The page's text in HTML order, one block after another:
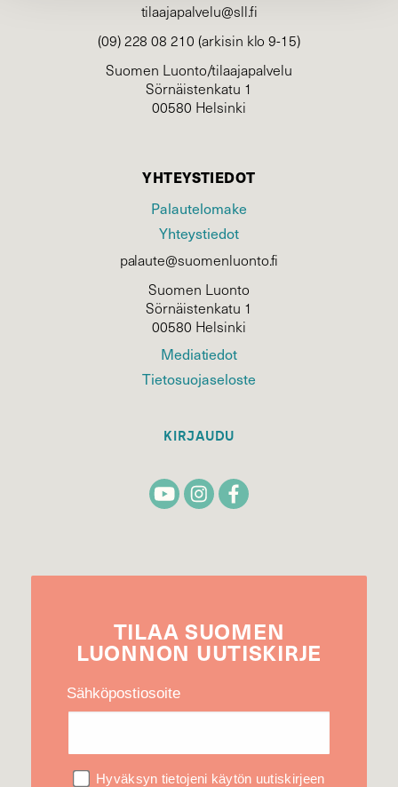
tilaajapalvelu@sll.fi
(09) 228 08 210 (arkisin klo 9-15)
Suomen Luonto/tilaajapalvelu
Sörnäistenkatu 1
00580 Helsinki
YHTEYSTIEDOT
Palautelomake
Yhteystiedot
palaute@suomenluonto.fi
Suomen Luonto
Sörnäistenkatu 1
00580 Helsinki
Mediatiedot
Tietosuojaseloste
KIRJAUDU
TILAA SUOMEN
LUONNON UUTIS­KIRJE
Sähköpostiosoite
Hyväksyn tietojeni käytön uutiskirjeen